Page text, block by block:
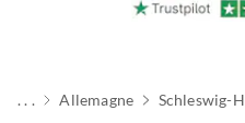
. . . Allemagne Schleswig-